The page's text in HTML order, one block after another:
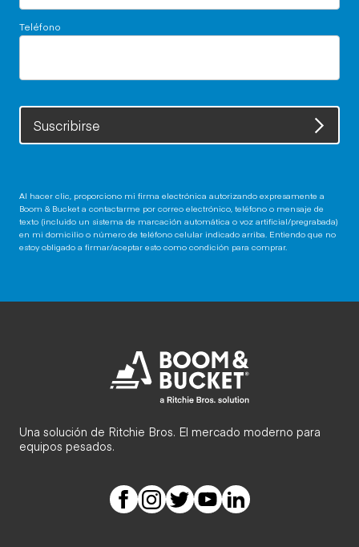
Teléfono
Suscribirse
Al hacer clic, proporciono mi firma electrónica autorizando expresamente a
Boom & Bucket a contactarme por correo electrónico, teléfono o mensaje de
texto (incluido un sistema de marcación automática o voz artificial/pregrabada)
en mi domicilio o número de teléfono celular indicado arriba. Entiendo que no
estoy obligado a firmar/aceptar esto como condición para comprar.
Una solución de Ritchie Bros. El mercado moderno para
equipos pesados.